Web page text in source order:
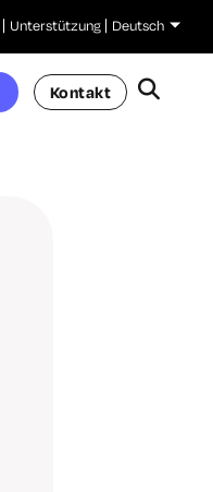
Unterstützung Deutsch
Kontakt